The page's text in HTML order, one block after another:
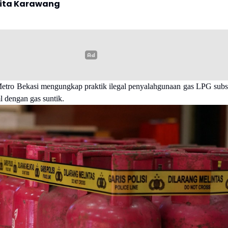
Karawang
Bekasi mengungkap praktik ilegal penyalahgunaan gas LPG
dengan gas suntik.